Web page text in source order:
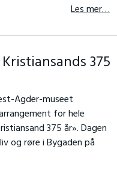
Les mer…
375
Agder-museet
for hele
375 år». Dagen
og røre i Bygaden på